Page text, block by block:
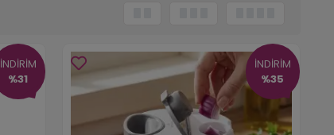
İNDİRİM
%31
İNDİRİM
%35